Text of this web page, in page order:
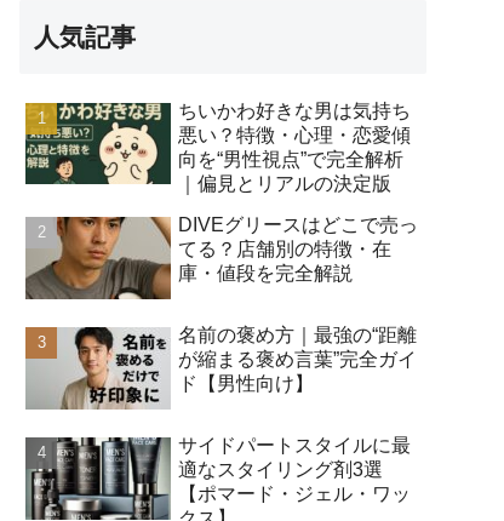
人気記事
ちいかわ好きな男は気持ち
悪い？特徴・心理・恋愛傾
向を“男性視点”で完全解析
｜偏見とリアルの決定版
DIVEグリースはどこで売っ
てる？店舗別の特徴・在
庫・値段を完全解説
名前の褒め方｜最強の“距離
が縮まる褒め言葉”完全ガイ
ド【男性向け】
サイドパートスタイルに最
適なスタイリング剤3選
【ポマード・ジェル・ワッ